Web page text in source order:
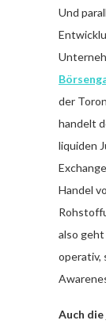
Und
der
handelt
liquiden
Handel
also
operativ,
Auch